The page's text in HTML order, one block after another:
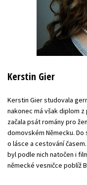
Kerstin Gier
Kerstin Gier studovala
nakonec má však diplom
začala psát romány pro
domovském Německu.
o lásce a cestování
byl podle nich natočen i
německé vesničce poblíž